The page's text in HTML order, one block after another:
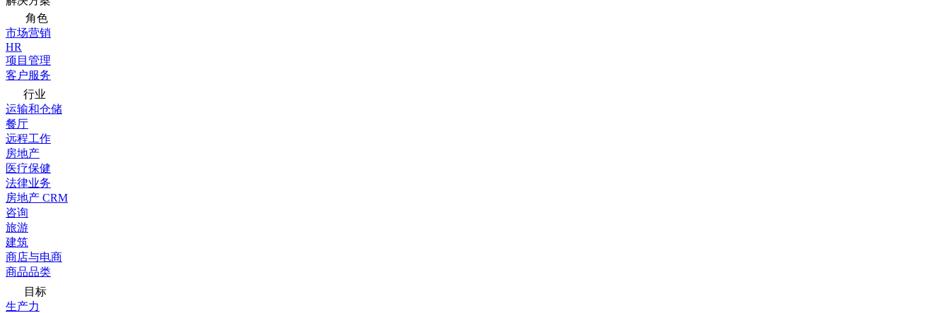
角色
市场营销
HR
项目管理
客户服务
行业
运输和仓储
餐厅
远程工作
房地产
医疗保健
法律业务
房地产 CRM
咨询
旅游
建筑
商店与电商
商品品类
目标
生产力